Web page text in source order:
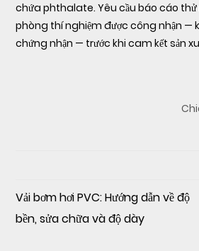
chứa phthalate. Yêu cầu báo cáo thử
phòng thí nghiệm được công nhận —
chứng nhận — trước khi cam kết sản
Vải bơm hơi PVC: Hướng dẫn về độ
bền, sửa chữa và độ dày